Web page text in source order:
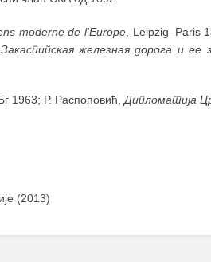
moderne de l'Europe , Leipzig–Paris
Закаспийская железная дорога и ее
Бг 1963; Р. Распоповић, Дипломатија
(2013)